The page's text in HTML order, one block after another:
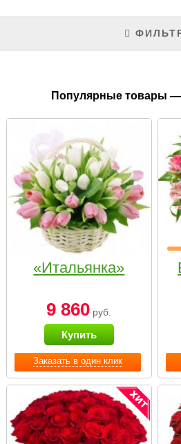
Популярные товары
Заказать в один клик
«Итальянка»
9 860 руб.
Купить